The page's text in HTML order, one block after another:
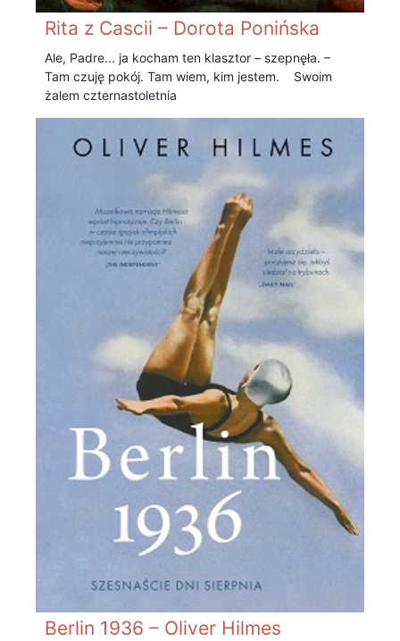
Rita z Cascii – Dorota Ponińska
Ale, Padre... ja kocham ten klasztor – szepnęła. –
Tam czuję pokój. Tam wiem, kim jestem. Swoim
żalem czternastoletnia
Berlin 1936 – Oliver Hilmes